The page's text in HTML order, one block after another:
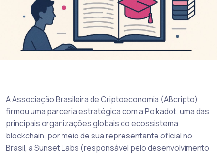
A Associação Brasileira de Criptoeconomia (ABcripto)
firmou uma parceria estratégica com a Polkadot, uma das
principais organizações globais do ecossistema
blockchain, por meio de sua representante oficial no
Brasil, a Sunset Labs (responsável pelo desenvolvimento